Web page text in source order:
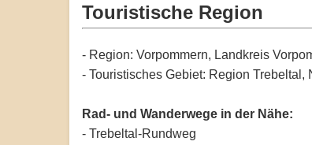
Touristische Region
- Region: Vorpommern, Landkreis
- Touristisches Gebiet: Region
Rad- und Wanderwege in der Nähe:
- Trebeltal-Rundweg